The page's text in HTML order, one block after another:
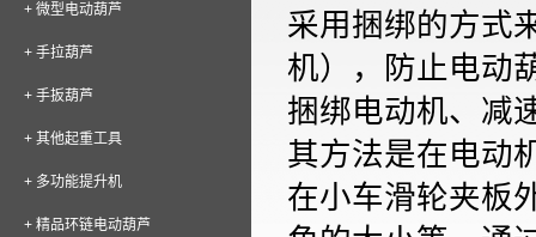
+ 微型电动葫芦
+ 手拉葫芦
+ 手扳葫芦
+ 其他起重工具
+ 多功能提升机
+ 精品环链电动葫芦
采用捆绑的方式
机），防止电动
捆绑电动机、减
其方法是在电动
在小车滑轮夹板